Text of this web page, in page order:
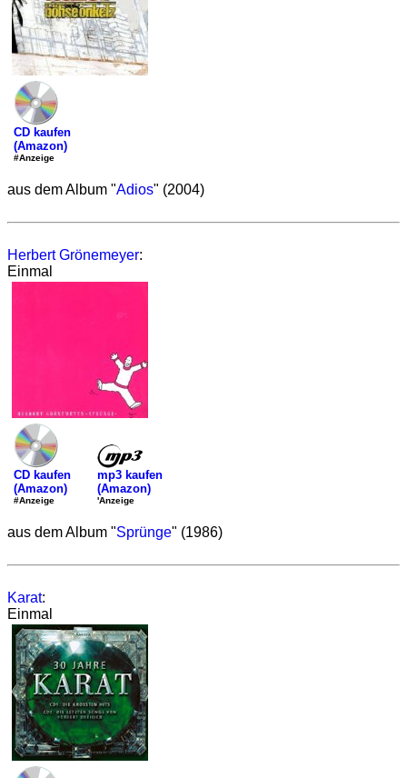
CD kaufen
(Amazon)
#Anzeige
aus dem Album "Adios" (2004)
Herbert Grönemeyer:
Einmal
CD kaufen
(Amazon)
#Anzeige
mp3 kaufen
(Amazon)
'Anzeige
aus dem Album "Sprünge" (1986)
Karat:
Einmal